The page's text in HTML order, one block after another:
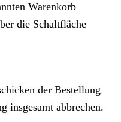
Warenkorb
die Schaltfläche
der Bestellung
insgesamt abbrechen.